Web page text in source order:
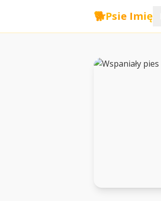
🐕Psie Imię